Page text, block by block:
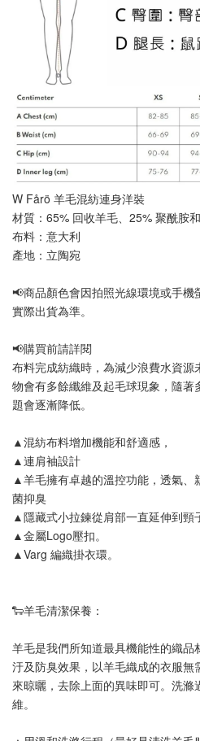
W Fårö 羊毛混紡連身洋裝
材質：65% 回收羊毛、25% 聚酰胺和
布料：意大利
產地：立陶宛
📢商品顏色會因拍照光線環境或手機
實際出貨為準。
📢購買前請詳閱
布料完成紡織時，為減少浪費水資
物會有多餘纖維及起毛球現象，隨著
題會逐漸降低。
▲混紡布料增加機能和舒適感，
▲連肩袖設計
▲羊毛擁有卓越的溫控功能，透氣、
菌抑臭
▲隱藏式小拉鍊從肩部一直延伸到頸
▲金屬Logo壓扣。
▲Varg 編織掛衣環。
🐑羊毛清潔保養：
羊毛是我們所知道最具機能性的織
汙及防臭效果，以羊毛織成的衣服無
來晾曬，去除上面的異味即可。洗
維。